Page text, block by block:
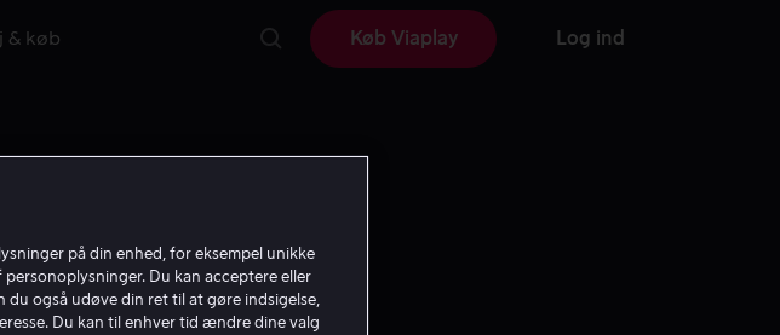
& køb Køb Viaplay Log ind
på din enhed, for eksempel unikke
Du kan acceptere eller
også udøve din ret til at gøre indsigelse,
Du kan til enhver tid ændre dine valg